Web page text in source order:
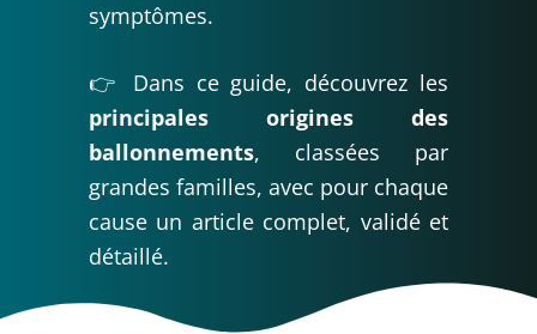
symptômes.
👉 Dans ce guide, découvrez les
principales origines des
ballonnements, classées par
grandes familles, avec pour chaque
cause un article complet, validé et
détaillé.